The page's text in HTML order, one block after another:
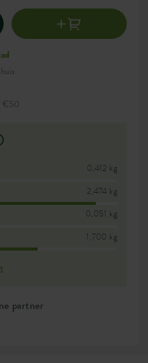
€50
0,412 kg
2,474 kg
0,051 kg
1,700 kg
partner